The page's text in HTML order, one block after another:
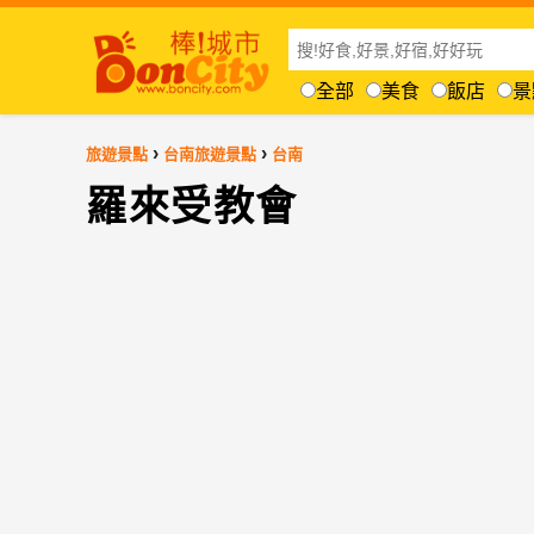
全部 美食 飯店
旅遊景點 › 台南旅遊景點 › 台南
羅來受教會